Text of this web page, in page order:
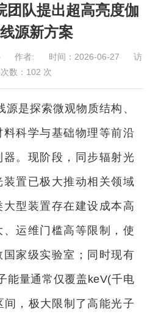
团队提出超高亮度伽
源新方案
作者: 时间：2026-06-27
访
数： 102 次
源是探索微观物质结构、
科学与基础物理等前沿
。现阶段，
同步辐射光
装置已极大推动相关领域
型装置存在建设成本高
运维门槛高等限制，使
家级实验室；同时现有
能量通常仅覆盖keV(千电
，极大限制了高能光子